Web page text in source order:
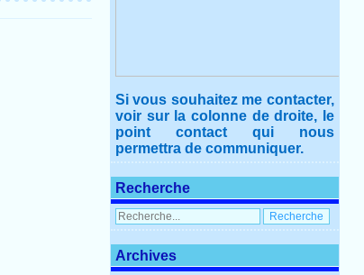
Si vous souhaitez me contacter,
voir sur la colonne de droite, le
point contact qui nous
permettra de communiquer.
Recherche
Archives